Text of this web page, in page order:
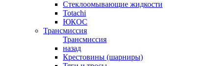
Стеклоомывающие жидкости
Totachi
ЮКОС
Трансмиссия
Трансмиссия
назад
Крестовины (шарниры)